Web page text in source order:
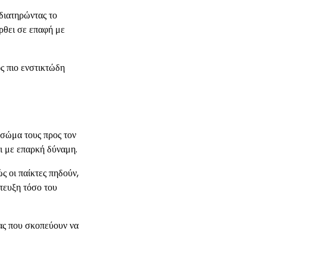
το
σε επαφή με
πιο ενστικτώδη
τους προς τον
με επαρκή δύναμη.
οι παίκτες πηδούν,
τόσο του
που σκοπεύουν να